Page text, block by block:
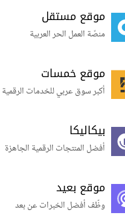
موقع مستقل
منصّة العمل الحر العربية
موقع خمسات
أكبر سوق عربي للخدمات الرقمية
بيكاليكا
أفضل المنتجات الرقمية الجاهزة
موقع بعيد
وظّف أفضل الخبرات عن بعد